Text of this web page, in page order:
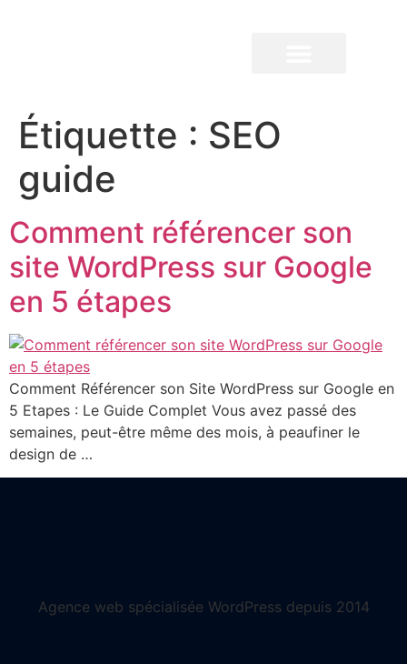
Étiquette : SEO
guide
Comment référencer son
site WordPress sur Google
en 5 étapes
Comment Référencer son Site WordPress sur Google en
5 Etapes : Le Guide Complet Vous avez passé des
semaines, peut-être même des mois, à peaufiner le
design de …
Agence web spécialisée WordPress depuis 2014